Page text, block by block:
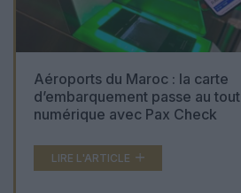
Aéroports du Maroc : la carte
d’embarquement passe au tout
numérique avec Pax Check
LIRE L'ARTICLE